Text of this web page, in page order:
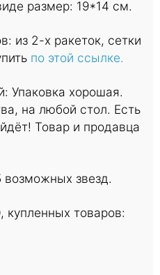
размер: 19*14 см.
из 2-х ракеток, сетки
по этой ссылке.
Упаковка хорошая.
на любой стол. Есть
Товар и продавца
возможных звезд.
купленных товаров: